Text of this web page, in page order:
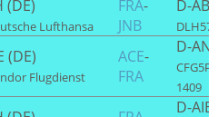
(DE)
Lufthansa
FRA-
JNB
D-
(DE)
Flugdienst
ACE-
FRA
D-
1409
D-